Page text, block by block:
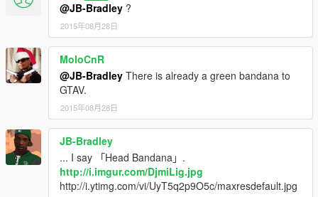
@JB-Bradley ?
2015年08月28日
MoloCnR
@JB-Bradley There is already a green bandana to
GTAV.
2015年08月28日
JB-Bradley
... I say 「Head Bandana」.
http://i.imgur.com/DjmiLig.jpg
http://i.ytimg.com/vi/UyT5q2p9O5c/maxresdefault.jpg